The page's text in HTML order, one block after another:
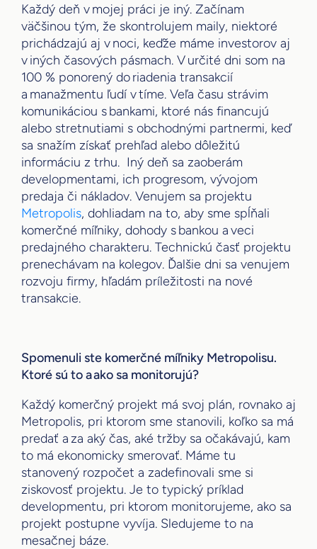
Každý deň v mojej práci je iný. Začínam
väčšinou tým, že skontrolujem maily, niektoré
prichádzajú aj v noci, keďže máme investorov aj
v iných časových pásmach. V určité dni som na
100 % ponorený do riadenia transakcií
a manažmentu ľudí v tíme. Veľa času strávim
komunikáciou s bankami, ktoré nás financujú
alebo stretnutiami s obchodnými partnermi, keď
sa snažím získať prehľad alebo dôležitú
informáciu z trhu. Iný deň sa zaoberám
developmentami, ich progresom, vývojom
predaja či nákladov. Venujem sa projektu
Metropolis, dohliadam na to, aby sme spĺňali
komerčné míľniky, dohody s bankou a veci
predajného charakteru. Technickú časť projektu
prenechávam na kolegov. Ďalšie dni sa venujem
rozvoju firmy, hľadám príležitosti na nové
transakcie.
Spomenuli ste komerčné míľniky Metropolisu.
Ktoré sú to a ako sa monitorujú?
Každý komerčný projekt má svoj plán, rovnako aj
Metropolis, pri ktorom sme stanovili, koľko sa má
predať a za aký čas, aké tržby sa očakávajú, kam
to má ekonomicky smerovať. Máme tu
stanovený rozpočet a zadefinovali sme si
ziskovosť projektu. Je to typický príklad
developmentu, pri ktorom monitorujeme, ako sa
projekt postupne vyvíja. Sledujeme to na
mesačnej báze.